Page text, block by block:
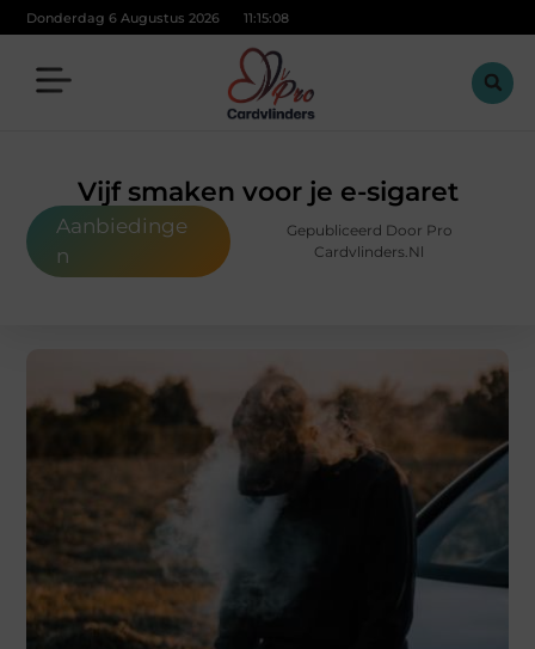
Donderdag 6 Augustus 2026 11:15:09
Vijf smaken voor je e-sigaret
Aanbiedinge
n
Gepubliceerd Door Pro
Cardvlinders.nl